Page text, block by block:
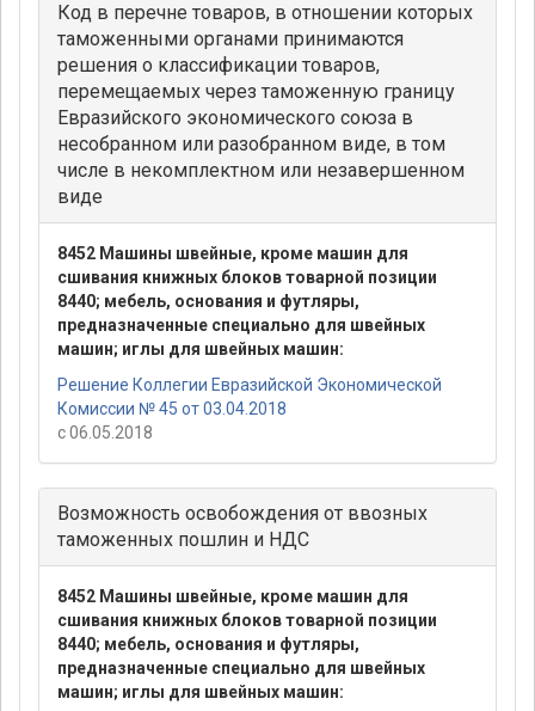
Код в перечне товаров, в отношении которых
таможенными органами принимаются
решения о классификации товаров,
перемещаемых через таможенную границу
Евразийского экономического союза в
несобранном или разобранном виде, в том
числе в некомплектном или незавершенном
виде
8452 Машины швейные, кроме машин для
сшивания книжных блоков товарной позиции
8440; мебель, основания и футляры,
предназначенные специально для швейных
машин; иглы для швейных машин:
Решение Коллегии Евразийской Экономической
Комиссии № 45 от 03.04.2018
с 06.05.2018
Возможность освобождения от ввозных
таможенных пошлин и НДС
8452 Машины швейные, кроме машин для
сшивания книжных блоков товарной позиции
8440; мебель, основания и футляры,
предназначенные специально для швейных
машин; иглы для швейных машин: